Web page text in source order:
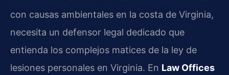
con causas ambientales en la costa de Virginia,
necesita un defensor legal dedicado que
entienda los complejos matices de la ley de
lesiones personales en Virginia. En Law Offices